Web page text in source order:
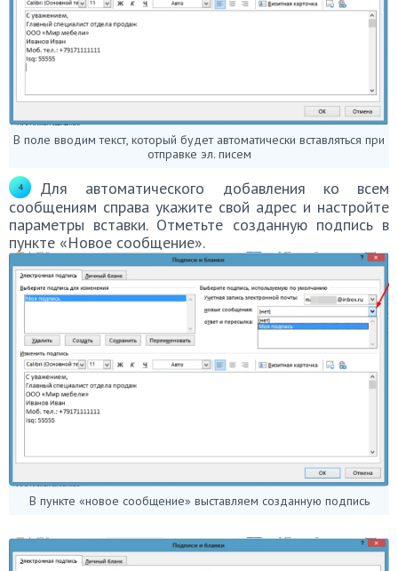
В поле вводим текст, который будет автоматически вставляться при
отправке эл. писем
Для автоматического добавления ко всем
сообщениям справа укажите свой адрес и настройте
параметры вставки. Отметьте созданную подпись в
пункте «Новое сообщение».
В пункте «новое сообщение» выставляем созданную подпись